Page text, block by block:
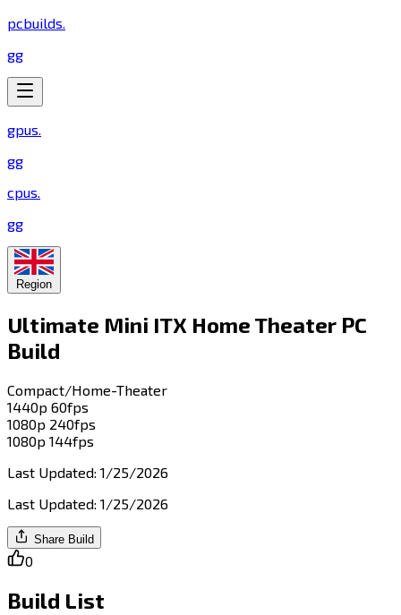
pcbuilds.
gg
gpus.
gg
cpus.
gg
Region
Ultimate Mini ITX Home Theater PC
Build​​​​‌ ‍ ​‍​‍‌‍ ‌ ​‍‌‍‍‌‌‍‌ ‌‍‍‌‌‍ ‍​‍​‍​ ‍‍​‍​‍‌ ​ ‌‍​‌‌‍ ‍‌‍‍‌‌ ‌​‌ ‍‌​‍ ‍‌‍‍‌‌‍ ​‍​‍​‍ ​​‍​‍‌‍‍​‌ ​‍‌‍‌‌‌‍‌‍​‍​‍​ ‍‍​‍​‍​‍ ‌‍​‌‌‍‌​‌‍ ‌‌‍‍‌‌‍ ‍​‍ ‌‍‍‌‌‍ ‍‌ ‌​‌‍‌‌‌‍ ‍‌ ‌​​‍ ‌‍‌‌‌‍‌​‌‍‍‌‌ ‌​​‍ ‌‍ ‌‌‍ ‌‍‌​‌‍‌‌​ ‌‌ ​​‌ ​‍‌‍‌‌‌ ​ ‌‍‌‌‌‍ ‍‌ ‌​‌‍​‌‌ ‌​‌‍‍‌‌‍ ‌‍ ‍​ ‍ ‌‍‍‌‌‍‌​​ ‌​ ‌​​ ‌‌​ ​​​ ​​​ ‍‌​ ‌​​ ‌ ‌‍‌​​‍ ‌‌‍​‌​ ​‍‌‍‌​​ ‌‍​‍ ‌​ ‌​​ ​‍​ ‌ ‌‍​ ​‍ ‌​ ‍​​ ​ ‌‍​‍​ ​‍​‍ ‌‌‍​‍‌‍​‌​ ‌‌‌‍‌‍​ ​‍​ ​‌‌‍‌‌​ ​ ​ ‌‌‌‍​ ​ ‌‍‌‍​ ​ ‍ ‌ ‌​‌ ‍‌‌ ​​‌‍‌‌​ ‌‌‍​‍‌ ‌‌‌‍‍‌‌‍ ​‌‍‌​​ ‍ ‌ ​​‌‍​‌‌ ‌​‌‍‍​​ ‌‌‍‍‌​ ​‌​ ‍​‌‍ ‍‌‌ ‌‍ ‍‌‍​‌‌‍ ‌‌‍‌‌​‍‌‌​ ‌‌‌​​‍‌‌ ‌‍‍ ‌‍‌‌‌ ‍‌​‍‌‌​ ​ ‌​‌​​‍‌‌​ ​ ‌​‌​​‍‌‌​ ​‍​ ​‍‌‍‌‌‌‍ ‍​‍‌‌​ ​‍​ ​‍​‍‌‌​ ‌‌‌​‌​​‍ ‍‌ ‌‍‌‍​‌‌‍ ​‌ ‌‌‌‍‌‌​ ‌‍​‍‌‍​‌‌ ​ ‌‍‌‌‌‌‌‌‌ ​‍‌‍ ​​ ‌​‍‌‌​ ​‍‌​‌‍‌‍​‌‌‍‌​‌‍ ‌‌‍‍‌‌‍ ‍​‍‌‍‌‍‍‌‌‍‌​​ ‌​ ‌​​ ‌‌​ ​​​ ​​​ ‍‌​ ‌​​ ‌ ‌‍‌​​‍ ‌‌‍​‌​ ​‍‌‍‌​​ ‌‍​‍ ‌​ ‌​​ ​‍​ ‌ ‌‍​ ​‍ ‌​ ‍​​ ​ ‌‍​‍​ ​‍​‍ ‌‌‍​‍‌‍​‌​ ‌‌‌‍‌‍​ ​‍​ ​‌‌‍‌‌​ ​ ​ ‌‌‌‍​ ​ ‌‍‌‍​ ​‍‌‍‌ ‌​‌ ‍‌‌ ​​‌‍‌‌​ ‌‌‍​‍‌ ‌‌‌‍‍‌‌‍ ​‌‍‌​​‍‌‍‌ ​​‌‍​‌‌ ‌​‌‍‍​​ ‌‌‍‍‌​ ​‌​ ‍​‌‍ ‍‌‌ ‌‍ ‍‌‍​‌‌‍ ‌‌‍‌‌​‍‌‌​ ‌‌‌​​‍‌‌ ‌‍‍ ‌‍‌‌‌ ‍‌​‍‌‌​ ​ ‌​‌​​‍‌‌​ ​ ‌​‌​​‍‌‌​ ​‍​ ​‍‌‍‌‌‌‍ ‍​‍‌‌​ ​‍​ ​‍​‍‌‌​ ‌‌‌​‌​​‍ ‍‌ ‌‍‌‍​‌‌‍ ​‌ ‌‌‌‍‌‌​‍‌‍‌ ​​‌‍‌‌‌ ​‍‌ ​ ‌ ​​‌‍‌‌‌‍​ ‌ ‌​‌‍‍‌‌ ‌‍‌‍‌‌​ ‌‌ ​​‌ ‌‌‌‍​‍‌‍ ​‌‍‍‌‌ ​ ‌‍‍​‌‍‌‌‌‍‌​​‍​‍‌ ‌
Compact/Home-Theater​​​​‌ ‍ ​‍​‍‌‍ ‌ ​‍‌‍‍‌‌‍‌ ‌‍‍‌‌‍ ‍​‍​‍​ ‍‍​‍​‍‌ ​ ‌‍​‌‌‍ ‍‌‍‍‌‌ ‌​‌ ‍‌​‍ ‍‌‍‍‌‌‍ ​‍​‍​‍ ​​‍​‍‌‍‍​‌ ​‍‌‍‌‌‌‍‌‍​‍​‍​ ‍‍​‍​‍​‍ ‌‍​‌‌‍‌​‌‍ ‌‌‍‍‌‌‍ ‍​‍ ‌‍‍‌‌‍ ‍‌ ‌​‌‍‌‌‌‍ ‍‌ ‌​​‍ ‌‍‌‌‌‍‌​‌‍‍‌‌ ‌​​‍ ‌‍ ‌‌‍ ‌‍‌​‌‍‌‌​ ‌‌ ​​‌ ​‍‌‍‌‌‌ ​ ‌‍‌‌‌‍ ‍‌ ‌​‌‍​‌‌ ‌​‌‍‍‌‌‍ ‌‍ ‍​ ‍ ‌‍‍‌‌‍‌​​ ‌​ ​‌​ ​‌​ ​‍‌‍​‍​ ‍​‌‍​‍‌‍​‍​ ‌​​‍ ‌‌‍​ ​ ​‍‌‍‌‍​ ​​​‍ ‌​ ‌​​ ​‍​ ‌‍‌‍‌‍​‍ ‌‌‍​‍‌‍​ ​ ​ ‌‍​‌​‍ ‌‌‍‌‍​ ​ ‌‍​ ​ ​​‌‍‌‌‌‍​ ​ ​​​ ‌ ‌‍​‍‌‍‌‌‌‍​‌‌‍​‌​ ‍ ‌ ‌​‌ ‍‌‌ ​​‌‍‌‌​ ‌‌ ‌​‌‍​‌‌‍‌ ​ ‍ ‌ ​​‌‍​‌‌ ‌​‌‍‍​​ ‌‌‍ ‍‌‍​‌‌‍ ‌‌‍‌‌​ ‌‍​‍‌‍​‌‌ ​ ‌‍‌‌‌‌‌‌‌ ​‍‌‍ ​​ ‌​‍‌‌​ ​‍‌​‌‍‌‍​‌‌‍‌​‌‍ ‌‌‍‍‌‌‍ ‍​‍‌‍‌‍‍‌‌‍‌​​ ‌​ ​‌​ ​‌​ ​‍‌‍​‍​ ‍​‌‍​‍‌‍​‍​ ‌​​‍ ‌‌‍​ ​ ​‍‌‍‌‍​ ​​​‍ ‌​ ‌​​ ​‍​ ‌‍‌‍‌‍​‍ ‌‌‍​‍‌‍​ ​ ​ ‌‍​‌​‍ ‌‌‍‌‍​ ​ ‌‍​ ​ ​​‌‍‌‌‌‍​ ​ ​​​ ‌ ‌‍​‍‌‍‌‌‌‍​‌‌‍​‌​‍‌‍‌ ‌​‌ ‍‌‌ ​​‌‍‌‌​ ‌‌ ‌​‌‍​‌‌‍‌ ​‍‌‍‌ ​​‌‍​‌‌ ‌​‌‍‍​​ ‌‌‍ ‍‌‍​‌‌‍ ‌‌‍‌‌​‍‌‍‌ ​​‌‍‌‌‌ ​‍‌ ​ ‌ ​​‌‍‌‌‌‍​ ‌ ‌​‌‍‍‌‌ ‌‍‌‍‌‌​ ‌‌ ​​‌ ‌‌‌‍​‍‌‍ ​‌‍‍‌‌ ​ ‌‍‍​‌‍‌‌‌‍‌​​‍​‍‌ ‌
1440p 60fps​​​​‌ ‍ ​‍​‍‌‍ ‌ ​‍‌‍‍‌‌‍‌ ‌‍‍‌‌‍ ‍​‍​‍​ ‍‍​‍​‍‌ ​ ‌‍​‌‌‍ ‍‌‍‍‌‌ ‌​‌ ‍‌​‍ ‍‌‍‍‌‌‍ ​‍​‍​‍ ​​‍​‍‌‍‍​‌ ​‍‌‍‌‌‌‍‌‍​‍​‍​ ‍‍​‍​‍​‍ ‌‍​‌‌‍‌​‌‍ ‌‌‍‍‌‌‍ ‍​‍ ‌‍‍‌‌‍ ‍‌ ‌​‌‍‌‌‌‍ ‍‌ ‌​​‍ ‌‍‌‌‌‍‌​‌‍‍‌‌ ‌​​‍ ‌‍ ‌‌‍ ‌‍‌​‌‍‌‌​ ‌‌ ​​‌ ​‍‌‍‌‌‌ ​ ‌‍‌‌‌‍ ‍‌ ‌​‌‍​‌‌ ‌​‌‍‍‌‌‍ ‌‍ ‍​ ‍ ‌‍‍‌‌‍‌​​ ‌​ ​‍​ ‌ ‌‍​ ​ ‍​​ ‍‌‌‍​‍​ ‌ ​ ​​​‍ ‌​ ​‍​ ‍‌​ ‍​‌‍‌‍​‍ ‌​ ‌​​ ‍‌​ ‌‍​ ‍‌​‍ ‌‌‍​‌​ ​‌​ ‌​​ ‍​​‍ ‌​ ​​​ ​ ​ ‌ ‌‍​‌‌‍​‌​ ‍‌​ ‍​​ ‌‍​ ​ ‌‍​ ​ ​ ​ ​ ​ ‍ ‌ ‌​‌ ‍‌‌ ​​‌‍‌‌​ ‌‌ ​​‌‍‌‌‌ ​‍‌‍‌‍‌‍ ‌ ​‍‌‍ ‌‌‍​‌‌‍ ‍‌‍​ ‌‍‌‌​ ‍ ‌ ​​‌‍​‌‌ ‌​‌‍‍​​ ‌‌‍ ‍‌‍​‌‌‍ ‌‌‍‌‌​ ‌‍​‍‌‍​‌‌ ​ ‌‍‌‌‌‌‌‌‌ ​‍‌‍ ​​ ‌​‍‌‌​ ​‍‌​‌‍‌‍​‌‌‍‌​‌‍ ‌‌‍‍‌‌‍ ‍​‍‌‍‌‍‍‌‌‍‌​​ ‌​ ​‍​ ‌ ‌‍​ ​ ‍​​ ‍‌‌‍​‍​ ‌ ​ ​​​‍ ‌​ ​‍​ ‍‌​ ‍​‌‍‌‍​‍ ‌​ ‌​​ ‍‌​ ‌‍​ ‍‌​‍ ‌‌‍​‌​ ​‌​ ‌​​ ‍​​‍ ‌​ ​​​ ​ ​ ‌ ‌‍​‌‌‍​‌​ ‍‌​ ‍​​ ‌‍​ ​ ‌‍​ ​ ​ ​ ​ ​‍‌‍‌ ‌​‌ ‍‌‌ ​​‌‍‌‌​ ‌‌ ​​‌‍‌‌‌ ​‍‌‍‌‍‌‍ ‌ ​‍‌‍ ‌‌‍​‌‌‍ ‍‌‍​ ‌‍‌‌​‍‌‍‌ ​​‌‍​‌‌ ‌​‌‍‍​​ ‌‌‍ ‍‌‍​‌‌‍ ‌‌‍‌‌​‍‌‍‌ ​​‌‍‌‌‌ ​‍‌ ​ ‌ ​​‌‍‌‌‌‍​ ‌ ‌​‌‍‍‌‌ ‌‍‌‍‌‌​ ‌‌ ​​‌ ‌‌‌‍​‍‌‍ ​‌‍‍‌‌ ​ ‌‍‍​‌‍‌‌‌‍‌​​‍​‍‌ ‌
1080p 240fps​​​​‌ ‍ ​‍​‍‌‍ ‌ ​‍‌‍‍‌‌‍‌ ‌‍‍‌‌‍ ‍​‍​‍​ ‍‍​‍​‍‌ ​ ‌‍​‌‌‍ ‍‌‍‍‌‌ ‌​‌ ‍‌​‍ ‍‌‍‍‌‌‍ ​‍​‍​‍ ​​‍​‍‌‍‍​‌ ​‍‌‍‌‌‌‍‌‍​‍​‍​ ‍‍​‍​‍​‍ ‌‍​‌‌‍‌​‌‍ ‌‌‍‍‌‌‍ ‍​‍ ‌‍‍‌‌‍ ‍‌ ‌​‌‍‌‌‌‍ ‍‌ ‌​​‍ ‌‍‌‌‌‍‌​‌‍‍‌‌ ‌​​‍ ‌‍ ‌‌‍ ‌‍‌​‌‍‌‌​ ‌‌ ​​‌ ​‍‌‍‌‌‌ ​ ‌‍‌‌‌‍ ‍‌ ‌​‌‍​‌‌ ‌​‌‍‍‌‌‍ ‌‍ ‍​ ‍ ‌‍‍‌‌‍‌​​ ‌‌‍​‍​ ​​‌‍‌​‌‍​ ‌‍‌‌‌‍​‍​ ​‌​ ​​​‍ ‌‌‍‌​‌‍‌​​ ​‌​ ​​​‍ ‌​ ‌​‌‍​‌​ ‌ ​ ‌‍​‍ ‌‌‍​‍‌‍‌​‌‍​‍‌‍​‌​‍ ‌​ ​‍‌‍‌‍‌‍​ ​ ​‌​ ​‍​ ‍​​ ‌‌​ ‌ ​ ​ ​ ‌ ​ ​ ‌‍‌‌​ ‍ ‌ ‌​‌ ‍‌‌ ​​‌‍‌‌​ ‌‌ ​​‌‍‌‌‌ ​‍‌‍‌‍‌‍ ‌ ​‍‌‍ ‌‌‍​‌‌‍ ‍‌‍​ ‌‍‌‌​ ‍ ‌ ​​‌‍​‌‌ ‌​‌‍‍​​ ‌‌‍ ‍‌‍​‌‌‍ ‌‌‍‌‌​ ‌‍​‍‌‍​‌‌ ​ ‌‍‌‌‌‌‌‌‌ ​‍‌‍ ​​ ‌​‍‌‌​ ​‍‌​‌‍‌‍​‌‌‍‌​‌‍ ‌‌‍‍‌‌‍ ‍​‍‌‍‌‍‍‌‌‍‌​​ ‌‌‍​‍​ ​​‌‍‌​‌‍​ ‌‍‌‌‌‍​‍​ ​‌​ ​​​‍ ‌‌‍‌​‌‍‌​​ ​‌​ ​​​‍ ‌​ ‌​‌‍​‌​ ‌ ​ ‌‍​‍ ‌‌‍​‍‌‍‌​‌‍​‍‌‍​‌​‍ ‌​ ​‍‌‍‌‍‌‍​ ​ ​‌​ ​‍​ ‍​​ ‌‌​ ‌ ​ ​ ​ ‌ ​ ​ ‌‍‌‌​‍‌‍‌ ‌​‌ ‍‌‌ ​​‌‍‌‌​ ‌‌ ​​‌‍‌‌‌ ​‍‌‍‌‍‌‍ ‌ ​‍‌‍ ‌‌‍​‌‌‍ ‍‌‍​ ‌‍‌‌​‍‌‍‌ ​​‌‍​‌‌ ‌​‌‍‍​​ ‌‌‍ ‍‌‍​‌‌‍ ‌‌‍‌‌​‍‌‍‌ ​​‌‍‌‌‌ ​‍‌ ​ ‌ ​​‌‍‌‌‌‍​ ‌ ‌​‌‍‍‌‌ ‌‍‌‍‌‌​ ‌‌ ​​‌ ‌‌‌‍​‍‌‍ ​‌‍‍‌‌ ​ ‌‍‍​‌‍‌‌‌‍‌​​‍​‍‌ ‌
1080p 144fps​​​​‌ ‍ ​‍​‍‌‍ ‌ ​‍‌‍‍‌‌‍‌ ‌‍‍‌‌‍ ‍​‍​‍​ ‍‍​‍​‍‌ ​ ‌‍​‌‌‍ ‍‌‍‍‌‌ ‌​‌ ‍‌​‍ ‍‌‍‍‌‌‍ ​‍​‍​‍ ​​‍​‍‌‍‍​‌ ​‍‌‍‌‌‌‍‌‍​‍​‍​ ‍‍​‍​‍​‍ ‌‍​‌‌‍‌​‌‍ ‌‌‍‍‌‌‍ ‍​‍ ‌‍‍‌‌‍ ‍‌ ‌​‌‍‌‌‌‍ ‍‌ ‌​​‍ ‌‍‌‌‌‍‌​‌‍‍‌‌ ‌​​‍ ‌‍ ‌‌‍ ‌‍‌​‌‍‌‌​ ‌‌ ​​‌ ​‍‌‍‌‌‌ ​ ‌‍‌‌‌‍ ‍‌ ‌​‌‍​‌‌ ‌​‌‍‍‌‌‍ ‌‍ ‍​ ‍ ‌‍‍‌‌‍‌​​ ‌​ ‍‌​ ​​​ ‌‌​ ‌‌​ ‍​​ ‌‍‌‍‌​​ ‌​​‍ ‌‌‍‌​​ ‍​‌‍‌‌‌‍‌​​‍ ‌​ ‌​​ ​‍‌‍​‌‌‍‌‍​‍ ‌‌‍​‍​ ‌​‌‍‌​‌‍‌‌​‍ ‌‌‍​‍​ ‍​‌‍‌​​ ‌‍‌‍‌‌​ ‌‌​ ​​‌‍​‌​ ​​​ ‍​​ ​ ​ ‌​​ ‍ ‌ ‌​‌ ‍‌‌ ​​‌‍‌‌​ ‌‌ ​​‌‍‌‌‌ ​‍‌‍‌‍‌‍ ‌ ​‍‌‍ ‌‌‍​‌‌‍ ‍‌‍​ ‌‍‌‌​ ‍ ‌ ​​‌‍​‌‌ ‌​‌‍‍​​ ‌‌‍ ‍‌‍​‌‌‍ ‌‌‍‌‌​ ‌‍​‍‌‍​‌‌ ​ ‌‍‌‌‌‌‌‌‌ ​‍‌‍ ​​ ‌​‍‌‌​ ​‍‌​‌‍‌‍​‌‌‍‌​‌‍ ‌‌‍‍‌‌‍ ‍​‍‌‍‌‍‍‌‌‍‌​​ ‌​ ‍‌​ ​​​ ‌‌​ ‌‌​ ‍​​ ‌‍‌‍‌​​ ‌​​‍ ‌‌‍‌​​ ‍​‌‍‌‌‌‍‌​​‍ ‌​ ‌​​ ​‍‌‍​‌‌‍‌‍​‍ ‌‌‍​‍​ ‌​‌‍‌​‌‍‌‌​‍ ‌‌‍​‍​ ‍​‌‍‌​​ ‌‍‌‍‌‌​ ‌‌​ ​​‌‍​‌​ ​​​ ‍​​ ​ ​ ‌​​‍‌‍‌ ‌​‌ ‍‌‌ ​​‌‍‌‌​ ‌‌ ​​‌‍‌‌‌ ​‍‌‍‌‍‌‍ ‌ ​‍‌‍ ‌‌‍​‌‌‍ ‍‌‍​ ‌‍‌‌​‍‌‍‌ ​​‌‍​‌‌ ‌​‌‍‍​​ ‌‌‍ ‍‌‍​‌‌‍ ‌‌‍‌‌​‍‌‍‌ ​​‌‍‌‌‌ ​‍‌ ​ ‌ ​​‌‍‌‌‌‍​ ‌ ‌​‌‍‍‌‌ ‌‍‌‍‌‌​ ‌‌ ​​‌ ‌‌‌‍​‍‌‍ ​‌‍‍‌‌ ​ ‌‍‍​‌‍‌‌‌‍‌​​‍​‍‌ ‌
Last Updated: 1/25/2026
Last Updated: 1/25/2026
Share Build
0
Build List